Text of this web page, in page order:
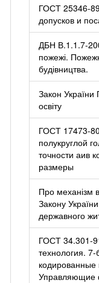
ГОСТ 25346-
допусков и
ДБН В.1.1.7-
пожежі.
будівництва.
Закон України
освіту
ГОСТ 17473-
полукруглой
точности аив
размеры
Про механізм
Закону
державного
ГОСТ 34.301-
технология.
Управляющие